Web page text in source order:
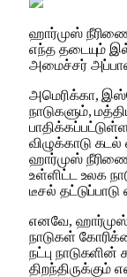
ஹார்முஸ்
எந்த தடையும்
அமைச்சர்
அமெரிக்கா,
நாடுகளும்,
விழுக்காடு
ஹார்முஸ்
உள்ளிட்ட உலக
டீசல் தட்டுப்பாடு
எனவே,
நாடுகள்
நட்பு
திறந்திருக்கும்